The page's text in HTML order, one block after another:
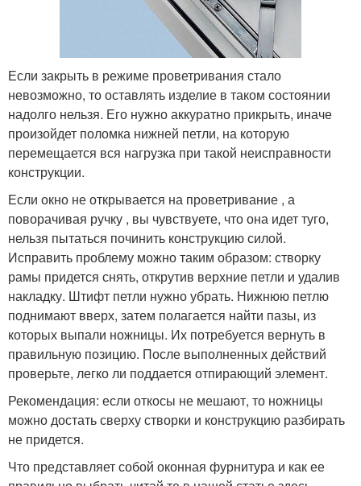
Если закрыть в режиме проветривания стало
невозможно, то оставлять изделие в таком состоянии
надолго нельзя. Его нужно аккуратно прикрыть, иначе
произойдет поломка нижней петли, на которую
перемещается вся нагрузка при такой неисправности
конструкции.
Если окно не открывается на проветривание , а
поворачивая ручку , вы чувствуете, что она идет туго,
нельзя пытаться починить конструкцию силой.
Исправить проблему можно таким образом: створку
рамы придется снять, открутив верхние петли и удалив
накладку. Штифт петли нужно убрать. Нижнюю петлю
поднимают вверх, затем полагается найти пазы, из
которых выпали ножницы. Их потребуется вернуть в
правильную позицию. После выполненных действий
проверьте, легко ли поддается отпирающий элемент.
Рекомендация: если откосы не мешают, то ножницы
можно достать сверху створки и конструкцию разбирать
не придется.
Что представляет собой оконная фурнитура и как ее